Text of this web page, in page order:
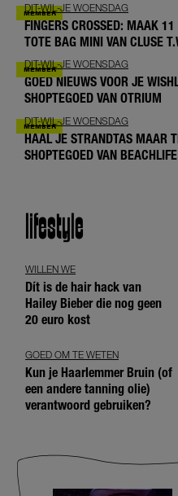
DIT-WIL-JE WOENSDAG
FINGERS CROSSED: MAAK
TOTE BAG MINI VAN CLUSE
DIT-WIL-JE WOENSDAG
GOED NIEUWS VOOR JE
SHOPTEGOED VAN OTRIUM
DIT-WIL-JE WOENSDAG
HAAL JE STRANDTAS MAAR
SHOPTEGOED VAN
lifestyle
WILLEN WE
Dít is de hair hack van
Hailey Bieber die nog geen
20 euro kost
GOED OM TE WETEN
Kun je Haarlemmer Bruin (of
een andere tanning olie)
verantwoord gebruiken?